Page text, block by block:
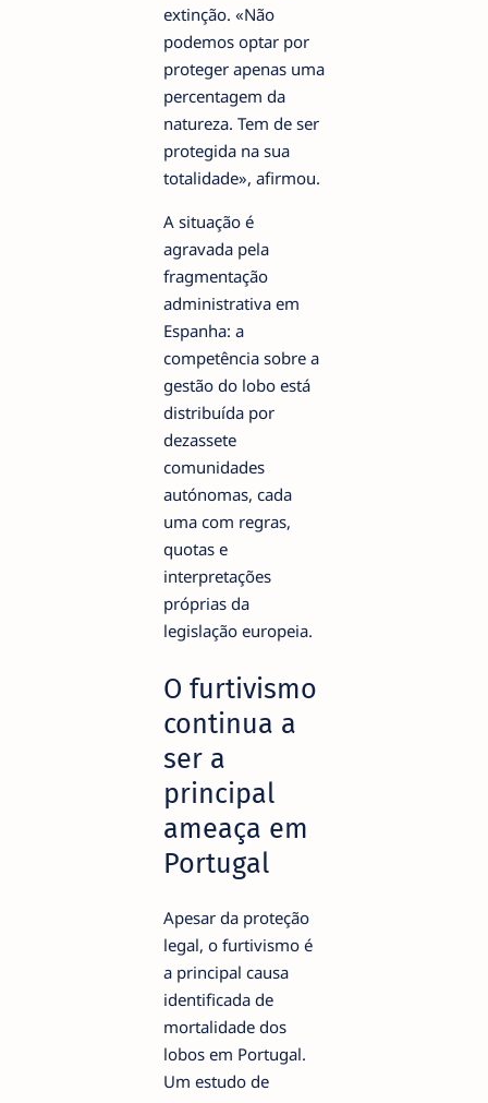
extinção. «Não
podemos optar por
proteger apenas uma
percentagem da
natureza. Tem de ser
protegida na sua
totalidade», afirmou.
A situação é
agravada pela
fragmentação
administrativa em
Espanha: a
competência sobre a
gestão do lobo está
distribuída por
dezassete
comunidades
autónomas, cada
uma com regras,
quotas e
interpretações
próprias da
legislação europeia.
O furtivismo
continua a
ser a
principal
ameaça em
Portugal
Apesar da proteção
legal, o furtivismo é
a principal causa
identificada de
mortalidade dos
lobos em Portugal.
Um estudo de